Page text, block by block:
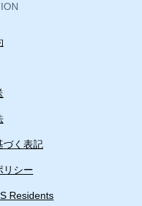
づく表記
リシー
Residents